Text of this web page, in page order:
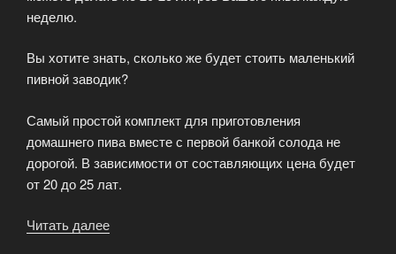
неделю.
Вы хотите знать, сколько же будет стоить маленький
пивной заводик?
Самый простой комплект для приготовления
домашнего пива вместе с первой банкой солода не
дорогой. В зависимости от составляющих цена будет
от 20 до 25 лат.
Читать далее